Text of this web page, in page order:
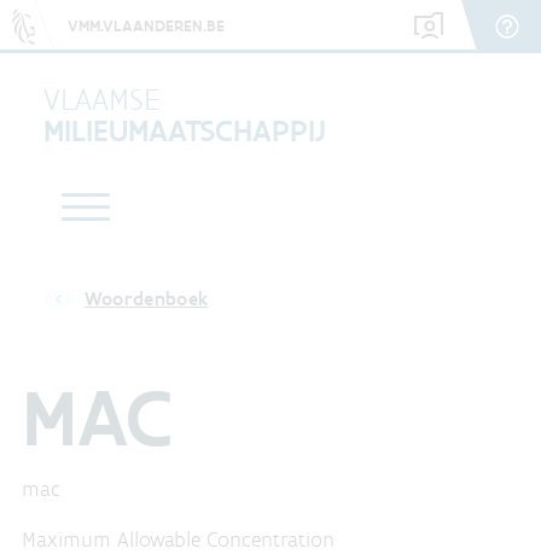
VMM.VLAANDEREN.BE
VLAAMSE
MILIEUMAATSCHAPPIJ
Woordenboek
MAC
mac
Maximum Allowable Concentration